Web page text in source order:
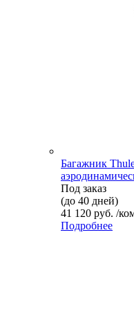
Багажник
Под заказ
(до 40 дней)
41 120 руб. /
Подробнее